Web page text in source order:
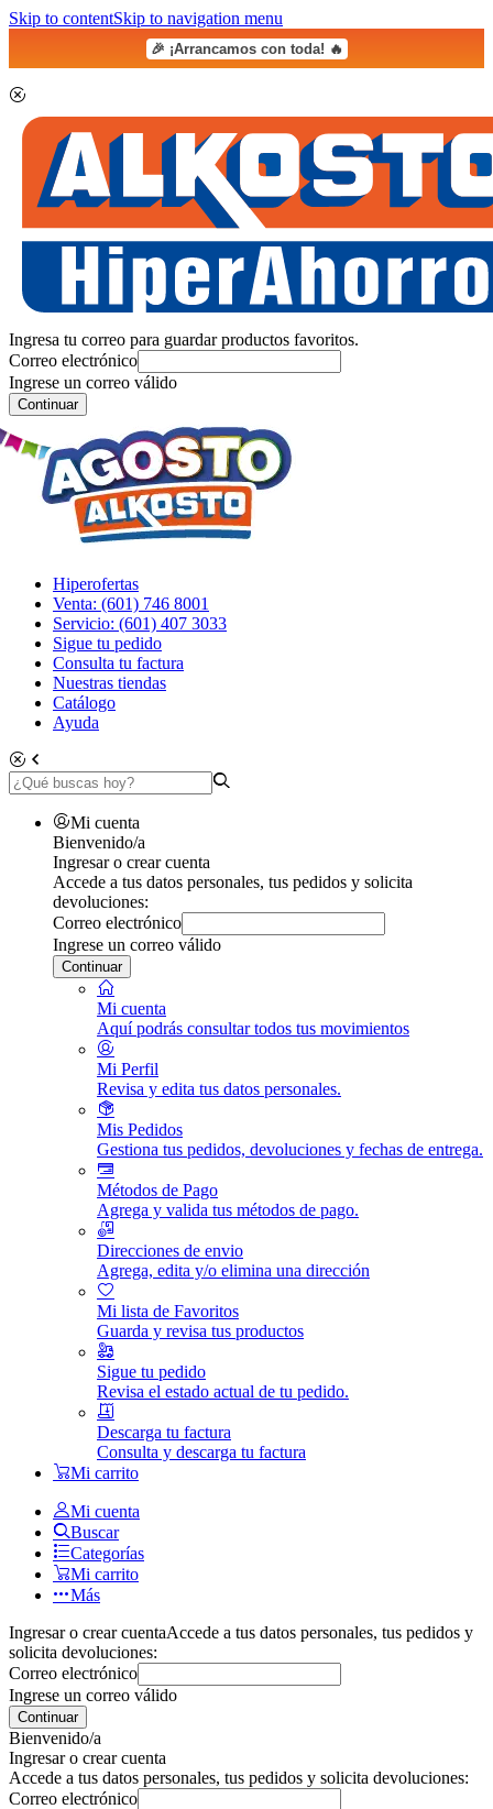
Skip to contentSkip to navigation menu
🎉 ¡Arrancamos con toda! 🔥
Ingresa tu correo para guardar productos favoritos.
Correo electrónico
Ingrese un correo válido
Continuar
Hiperofertas
Venta: (601) 746 8001
Servicio: (601) 407 3033
Sigue tu pedido
Consulta tu factura
Nuestras tiendas
Catálogo
Ayuda
Mi cuenta
Bienvenido/a
Ingresar o crear cuenta
Accede a tus datos personales, tus pedidos y solicita
devoluciones:
Correo electrónico
Ingrese un correo válido
Continuar
Mi cuenta
Aquí podrás consultar todos tus movimientos
Mi Perfil
Revisa y edita tus datos personales.
Mis Pedidos
Gestiona tus pedidos, devoluciones y fechas de entrega.
Métodos de Pago
Agrega y valida tus métodos de pago.
Direcciones de envio
Agrega, edita y/o elimina una dirección
Mi lista de Favoritos
Guarda y revisa tus productos
Sigue tu pedido
Revisa el estado actual de tu pedido.
Descarga tu factura
Consulta y descarga tu factura
Mi carrito
Mi cuenta
Buscar
Categorías
Mi carrito
Más
Ingresar o crear cuentaAccede a tus datos personales, tus pedidos y
solicita devoluciones:
Correo electrónico
Ingrese un correo válido
Continuar
Bienvenido/a
Ingresar o crear cuenta
Accede a tus datos personales, tus pedidos y solicita devoluciones:
Correo electrónico